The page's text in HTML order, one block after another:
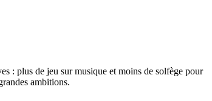
: plus de jeu sur musique et moins de solfège pour
ambitions.